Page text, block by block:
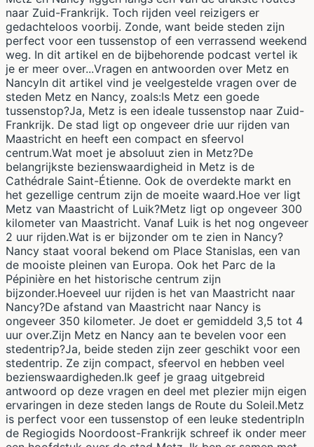
naar Zuid-Frankrijk. Toch rijden veel reizigers er
gedachteloos voorbij. Zonde, want beide steden zijn
perfect voor een tussenstop of een verrassend weekend
weg. In dit artikel en de bijbehorende podcast vertel ik
je er meer over...Vragen en antwoorden over Metz en
NancyIn dit artikel vind je veelgestelde vragen over de
steden Metz en Nancy, zoals:Is Metz een goede
tussenstop?Ja, Metz is een ideale tussenstop naar Zuid-
Frankrijk. De stad ligt op ongeveer drie uur rijden van
Maastricht en heeft een compact en sfeervol
centrum.Wat moet je absoluut zien in Metz?De
belangrijkste bezienswaardigheid in Metz is de
Cathédrale Saint-Étienne. Ook de overdekte markt en
het gezellige centrum zijn de moeite waard.Hoe ver ligt
Metz van Maastricht of Luik?Metz ligt op ongeveer 300
kilometer van Maastricht. Vanaf Luik is het nog ongeveer
2 uur rijden.Wat is er bijzonder om te zien in Nancy?
Nancy staat vooral bekend om Place Stanislas, een van
de mooiste pleinen van Europa. Ook het Parc de la
Pépinière en het historische centrum zijn
bijzonder.Hoeveel uur rijden is het van Maastricht naar
Nancy?De afstand van Maastricht naar Nancy is
ongeveer 350 kilometer. Je doet er gemiddeld 3,5 tot 4
uur over.Zijn Metz en Nancy aan te bevelen voor een
stedentrip?Ja, beide steden zijn zeer geschikt voor een
stedentrip. Ze zijn compact, sfeervol en hebben veel
bezienswaardigheden.Ik geef je graag uitgebreid
antwoord op deze vragen en deel met plezier mijn eigen
ervaringen in deze steden langs de Route du Soleil.Metz
is perfect voor een tussenstop of een leuke stedentripIn
de Regiogids Noordoost-Frankrijk schreef ik onder meer